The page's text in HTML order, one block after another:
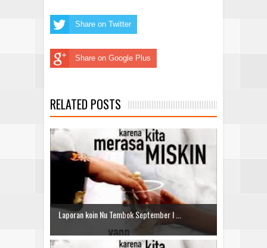
Share on Twitter
Share on Google Plus
RELATED POSTS
Laporan koin Nu Tembok September I ...